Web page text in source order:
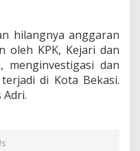
hilangnya anggaran
oleh KPK, Kejari dan
menginvestigasi dan
di Kota Bekasi.
Adri.